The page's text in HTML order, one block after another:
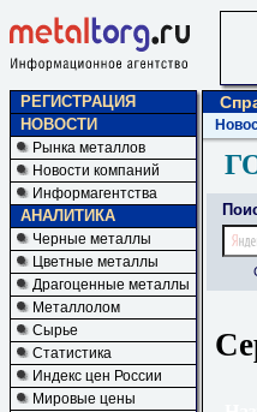
РЕГИСТРАЦИЯ
НОВОСТИ
Рынка металлов
Новости компаний
Информагентства
АНАЛИТИКА
Черные металлы
Цветные металлы
Драгоценные металлы
Металлолом
Сырье
Статистика
Индекс цен России
Мировые цены